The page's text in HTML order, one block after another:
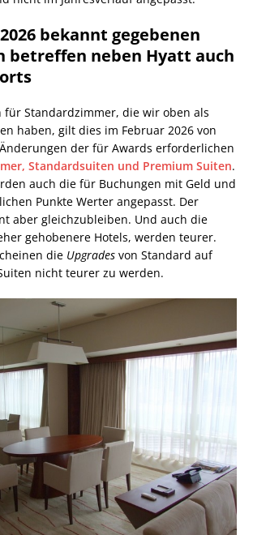
bekannt gegebenen
betreffen neben Hyatt auch
für Standardzimmer, die wir oben als
haben, gilt dies im Februar 2026 von
der für Awards erforderlichen
Standardsuiten und Premium Suiten.
auch die für Buchungen mit Geld und
Punkte Werter angepasst. Der
aber gleichzubleiben. Und auch die
gehobenere Hotels, werden teurer.
die Upgrades von Standard auf
nicht teurer zu werden.